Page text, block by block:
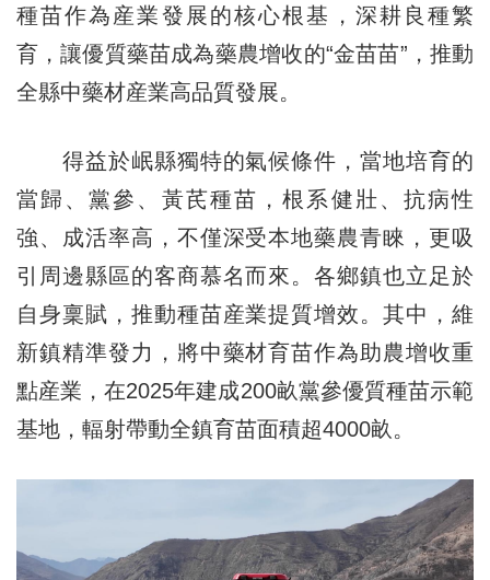
種苗作為産業發展的核心根基，深耕良種繁
育，讓優質藥苗成為藥農增收的“金苗苗”，推動
全縣中藥材産業高品質發展。
得益於岷縣獨特的氣候條件，當地培育的
當歸、黨參、黃芪種苗，根系健壯、抗病性
強、成活率高，不僅深受本地藥農青睞，更吸
引周邊縣區的客商慕名而來。各鄉鎮也立足於
自身稟賦，推動種苗産業提質增效。其中，維
新鎮精準發力，將中藥材育苗作為助農增收重
點産業，在2025年建成200畝黨參優質種苗示範
基地，輻射帶動全鎮育苗面積超4000畝。